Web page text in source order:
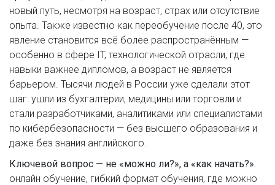
новый путь, несмотря на возраст, страх или отсутствие
опыта. Также известно как переобучение после 40, это
явление становится всё более распространённым —
особенно в сфере IT, технологической отрасли, где
навыки важнее дипломов, а возраст не является
барьером. Тысячи людей в России уже сделали этот
шаг: ушли из бухгалтерии, медицины или торговли и
стали разработчиками, аналитиками или специалистами
по кибербезопасности — без высшего образования и
даже без знания английского.
Ключевой вопрос — не «можно ли?», а «как начать?».
онлайн обучение, гибкий формат обучения, где можно